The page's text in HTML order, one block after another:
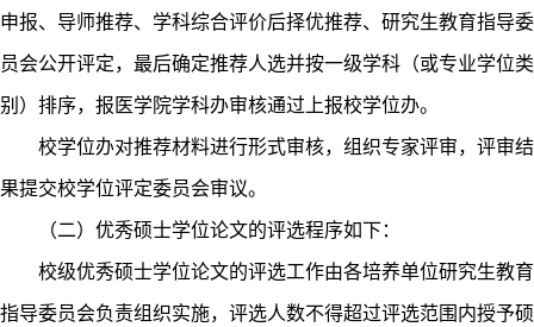
申报、导师推荐、学科综合评价后择优推荐、研究生教育指导委
员会公开评定，最后确定推荐人选并按一级学科（或专业学位类
别）排序，报医学院学科办审核通过上报校学位办。
校学位办对推荐材料进行形式审核，组织专家评审，评审结
果提交校学位评定委员会审议。
（二）优秀硕士学位论文的评选程序如下：
校级优秀硕士学位论文的评选工作由各培养单位研究生教育
指导委员会负责组织实施，评选人数不得超过评选范围内授予硕